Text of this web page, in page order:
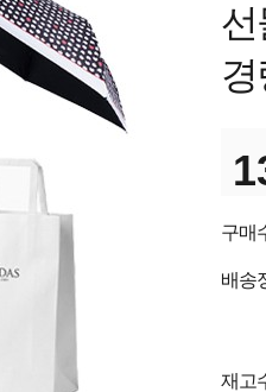
선
경
구매
배송
재고